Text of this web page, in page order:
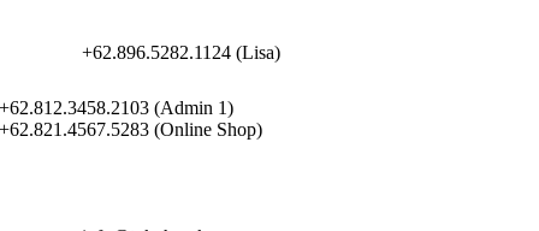
+62.896.5282.1124 (Lisa)
+62.812.3458.2103 (Admin 1)
+62.821.4567.5283 (Online Shop)